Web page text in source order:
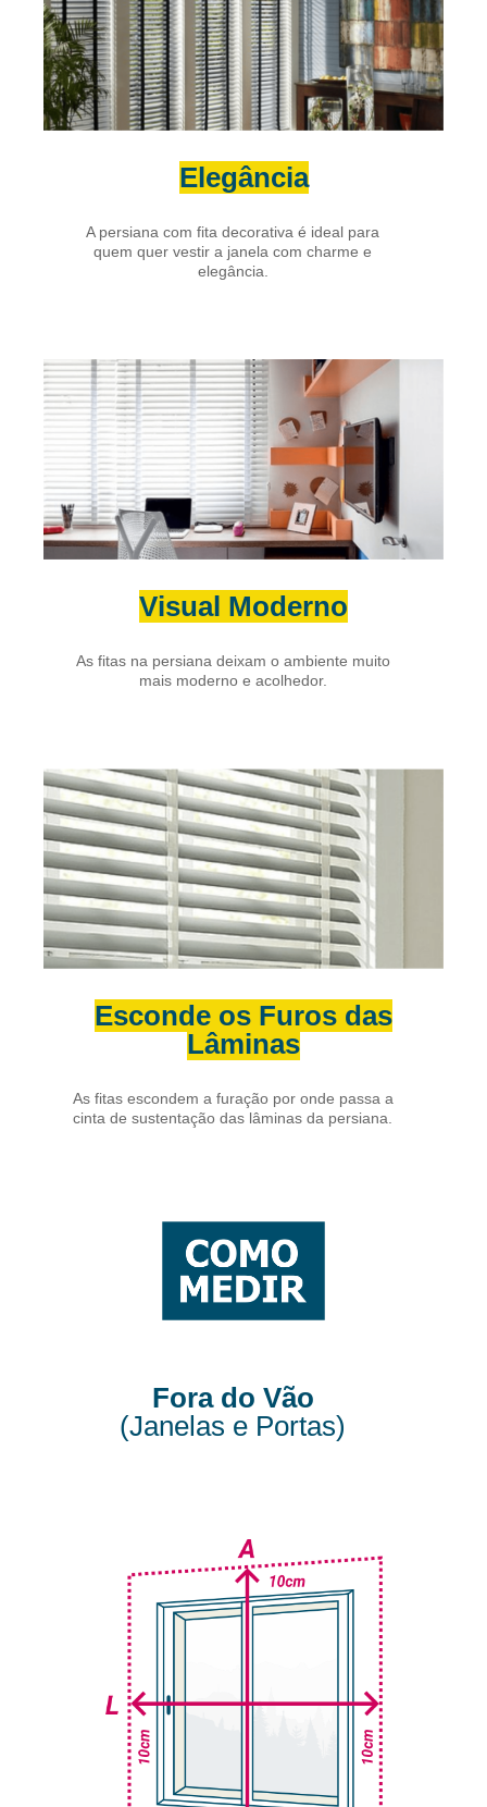
Elegância
A persiana com fita decorativa é ideal para
quem quer vestir a janela com charme e
elegância.
Visual Moderno
As fitas na persiana deixam o ambiente muito
mais moderno e acolhedor.
Esconde os Furos das
Lâminas
As fitas escondem a furação por onde passa a
cinta de sustentação das lâminas da persiana.
Fora do Vão
(Janelas e Portas)